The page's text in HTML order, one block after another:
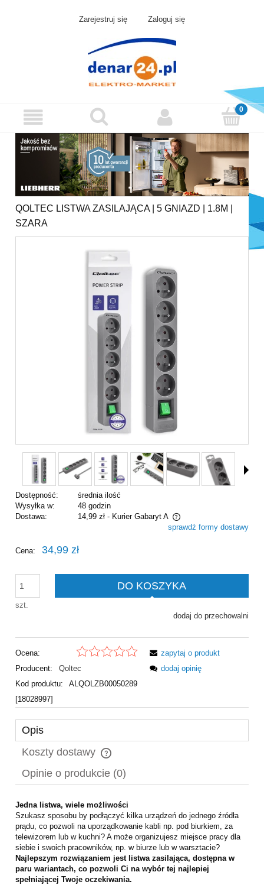
Zarejestruj się Zaloguj się
QOLTEC LISTWA ZASILAJĄCA | 5 GNIAZD | 1.8M |
SZARA
Dostępność:
średnia ilość
Wysyłka w:
48 godzin
Dostawa:
14,99 zł - Kurier Gabaryt A
Cena nie zawiera ewentualnych kosztów płatnościsprawdź formy dostawy
Cena: 34,99 zł
szt.
DO KOSZYKA
dodaj do przechowalni
Ocena:
Producent:
Qoltec
Kod produktu:
ALQOLZB00050289
[18028997]
zapytaj o produkt
dodaj opinię
Opis
Koszty dostawy
Cena nie zawiera ewentualnych kosztów płatności
Opinie o produkcie (0)
Jedna listwa, wiele możliwości
Szukasz sposobu by podłączyć kilka urządzeń do jednego źródła
prądu, co pozwoli na uporządkowanie kabli np. pod biurkiem, za
telewizorem lub w kuchni? A może organizujesz miejsce pracy dla
siebie i swoich pracowników, np. w biurze lub w warsztacie?
Najlepszym rozwiązaniem jest listwa zasilająca, dostępna w
paru wariantach, co pozwoli Ci na wybór tej najlepiej
spełniającej Twoje oczekiwania.